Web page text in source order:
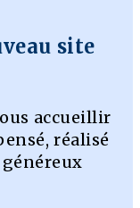
site
accueillir
réalisé